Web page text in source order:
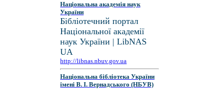
Національна академія наук
України
Бібліотечний портал
Національної академії
наук України | LibNAS
UA
http://libnas.nbuv.gov.ua
Національна бібліотека України
імені В. І. Вернадського (НБУВ)